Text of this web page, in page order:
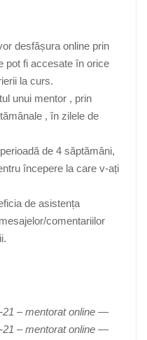
desfășura online prin
pot fi accesate în orice
la curs.
unui mentor , prin
, în zilele de
de 4 săptămâni,
începere la care v-ați
de asistența
comentariilor
– mentorat online —
– mentorat online —